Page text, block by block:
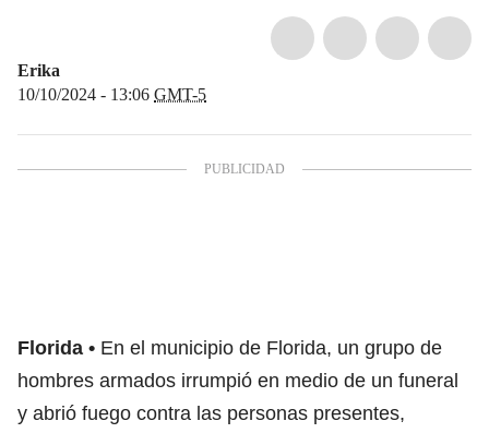
Erika
10/10/2024 - 13:06 GMT-5
Florida
En el municipio de Florida, un grupo de
hombres armados irrumpió en medio de un funeral
y abrió fuego contra las personas presentes,